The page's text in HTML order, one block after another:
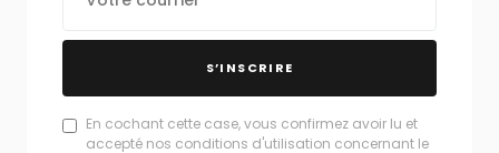
S’INSCRIRE
En cochant cette case, vous confirmez avoir lu et
accepté nos conditions d'utilisation concernant le